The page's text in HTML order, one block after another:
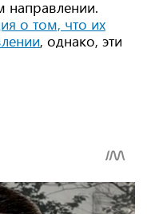
направлении.
о том, что их
, однако, эти